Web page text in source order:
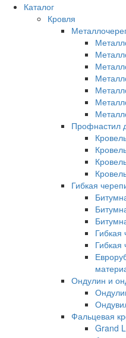
Каталог
Кровля
Профнастил
Гибкая
Гибкая
Гибкая
Ондулин и
Фальцевая
Grand